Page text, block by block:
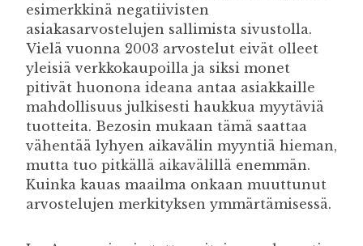
esimerkkinä negatiivisten
asiakasarvostelujen sallimista sivustolla.
Vielä vuonna 2003 arvostelut eivät olleet
yleisiä verkkokaupoilla ja siksi monet
pitivät huonona ideana antaa asiakkaille
mahdollisuus julkisesti haukkua myytäviä
tuotteita. Bezosin mukaan tämä saattaa
vähentää lyhyen aikavälin myyntiä hieman,
mutta tuo pitkällä aikavälillä enemmän.
Kuinka kauas maailma onkaan muuttunut
arvostelujen merkityksen ymmärtämisessä.